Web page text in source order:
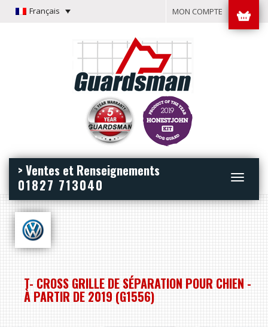
Français MON COMPTE
Toggle
> Ventes et Renseignements
01827 713040
T- CROSS GRILLE DE SÉPARATION POUR CHIEN -
À PARTIR DE 2019 (G1556)